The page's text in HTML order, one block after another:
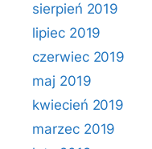
sierpień 2019
lipiec 2019
czerwiec 2019
maj 2019
kwiecień 2019
marzec 2019